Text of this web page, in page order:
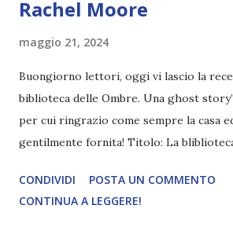
Rachel Moore
maggio 21, 2024
Buongiorno lettori, oggi vi lascio la
biblioteca delle Ombre. Una ghost
per cui ringrazio come sempre la casa
gentilmente fornita! Titolo: La
dell'Oro Editore: Fanucci Data di
2024 Pagine: 276 "Radcliffe Prep è la
CONDIVIDI
POSTA UN COMMENTO
CONTINUA A LEGGERE!